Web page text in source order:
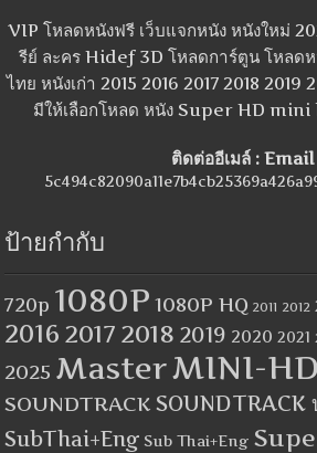
VIP โหลดหนังฟรี เว็บแจกหนัง หนังใหม่
รีย์ ละคร Hidef 3D โหลดการ์ตูน โหลด
ไทย หนังเก่า 2015 2016 2017 2018 2019
มีให้เลือกโหลด หนัง Super HD
ติดต่ออีเมล์ : Email
ป้ายกำกับ
720p 1080P 1080P HQ 2011 2012
2016 2017 2018 2019 2020 2021
2025 MasterMINI-HD
SOUNDTRACK SOUNDTRACK
SubThai+Eng Sub Thai+Eng